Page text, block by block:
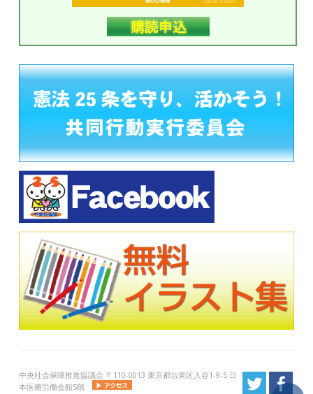
中央社会保障推進協議会 〒110-0013 東京都台東区入谷1-9-5 日
本医療労働会館5階